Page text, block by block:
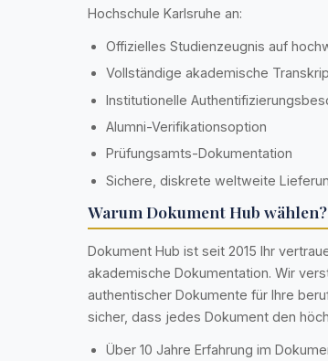
Hochschule Karlsruhe an:
Offizielles Studienzeugnis auf
Vollständige akademische
Institutionelle
Alumni-Verifikationsoption
Prüfungsamts-Dokumentation
Sichere, diskrete weltweite
Warum Dokument Hub wählen?
Dokument Hub ist seit 2015 Ihr
akademische Dokumentation. Wir
authentischer Dokumente für Ihre
sicher, dass jedes Dokument den
Über 10 Jahre Erfahrung im